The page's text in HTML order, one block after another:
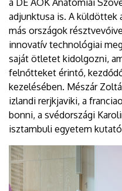
adjunktusa is. A küldöttek
más országok
innovatív technológiai
saját ötletet kidolgozni,
felnőtteket érintő,
kezelésében. Mészár
izlandi rerjkjaviki, a
bonni, a svédországi
isztambuli egyetem